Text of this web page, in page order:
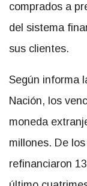
comprados a
del sistema
sus clientes.
Según informa
Nación, los
moneda
millones. De
refinanciaron